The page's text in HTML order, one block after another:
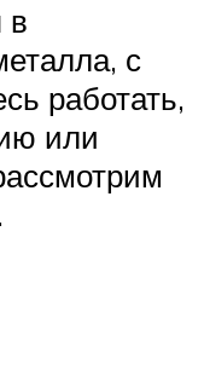
в
с
работать,
или